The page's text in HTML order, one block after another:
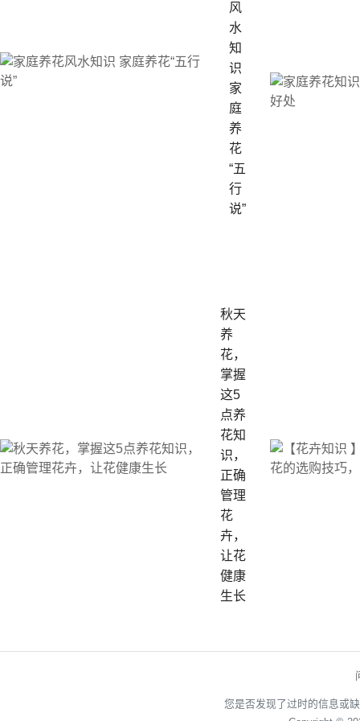
风
水
知
识
家
庭
养
花
“五
行
说”
秋天
养
花，
掌握
这5
点养
花知
识，
正确
管理
花
卉，
让花
健康
生长
您是否发现了过时的信息或